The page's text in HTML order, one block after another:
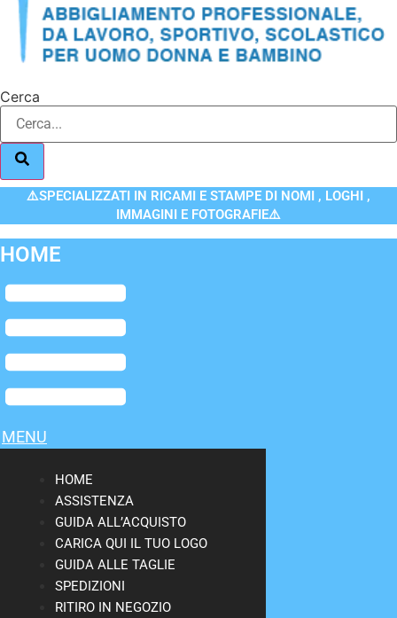
Cerca
⚠️SPECIALIZZATI IN RICAMI E STAMPE DI NOMI , LOGHI ,
IMMAGINI E FOTOGRAFIE⚠️
HOME
Flyout
Menu
MENU
HOME
ASSISTENZA
GUIDA ALL’ACQUISTO
CARICA QUI IL TUO LOGO
GUIDA ALLE TAGLIE
SPEDIZIONI
RITIRO IN NEGOZIO